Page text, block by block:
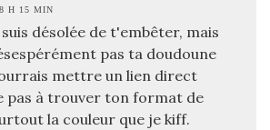
H 15 MIN
désolée de t'embêter, mais
pas ta doudoune
mettre un lien direct
pas à trouver ton format de
la couleur que je kiff.